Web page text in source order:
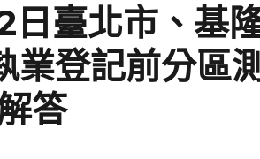
日臺北市、基
業登記前分區
答